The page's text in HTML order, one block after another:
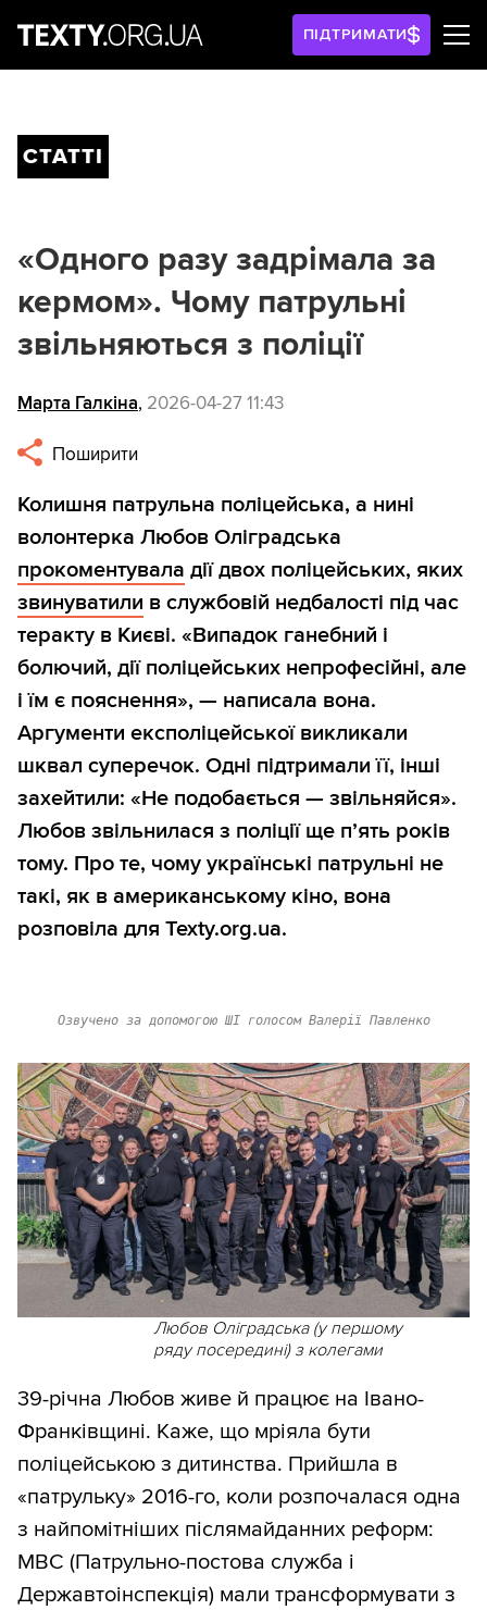
ПІДТРИМАТИ
СТАТТІ
«Одного разу задрімала за
кермом». Чому патрульні
звільняються з поліції
Марта Галкіна, 2026-04-27 11:43
Поширити
Колишня патрульна поліцейська, а нині
волонтерка Любов Оліградська
прокоментувала дії двох поліцейських, яких
звинуватили в службовій недбалості під час
теракту в Києві. «Випадок ганебний і
болючий, дії поліцейських непрофесійні, але
і їм є пояснення», — написала вона.
Аргументи експоліцейської викликали
шквал суперечок. Одні підтримали її, інші
захейтили: «Не подобається — звільняйся».
Любов звільнилася з поліції ще п’ять років
тому. Про те, чому українські патрульні не
такі, як в американському кіно, вона
розповіла для Texty.org.ua.
Озвучено за допомогою ШІ голосом Валерії Павленко
Любов Оліградська (у першому
ряду посередині) з колегами
39-річна Любов живе й працює на Івано-
Франківщині. Каже, що мріяла бути
поліцейською з дитинства. Прийшла в
«патрульку» 2016-го, коли розпочалася одна
з найпомітніших післямайданних реформ:
МВС (Патрульно-постова служба і
Державтоінспекція) мали трансформувати з